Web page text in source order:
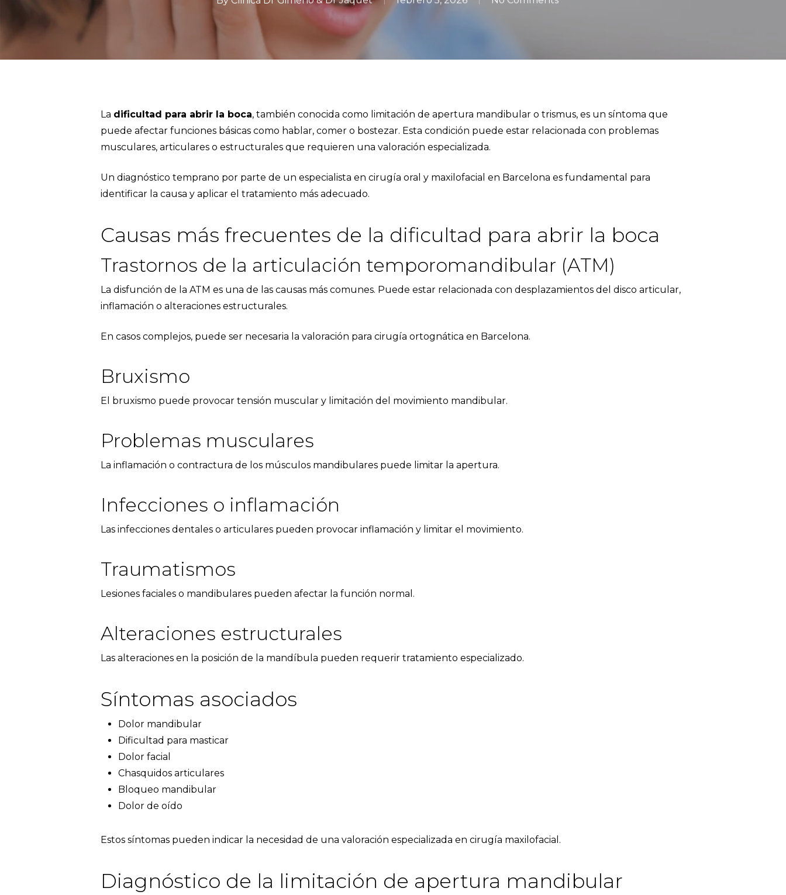
Hit enter to search or ESC to close
La dificultad para abrir la boca, también conocida como limitación de apertura mandibular o trismus, es un síntoma que
puede afectar funciones básicas como hablar, comer o bostezar. Esta condición puede estar relacionada con problemas
musculares, articulares o estructurales que requieren una valoración especializada.
Un diagnóstico temprano por parte de un especialista en cirugía oral y maxilofacial en Barcelona es fundamental para
identificar la causa y aplicar el tratamiento más adecuado.
Causas más frecuentes de la dificultad para abrir la boca
Trastornos de la articulación temporomandibular (ATM)
La disfunción de la ATM es una de las causas más comunes. Puede estar relacionada con desplazamientos del disco articular,
inflamación o alteraciones estructurales.
En casos complejos, puede ser necesaria la valoración para cirugía ortognática en Barcelona.
Bruxismo
El bruxismo puede provocar tensión muscular y limitación del movimiento mandibular.
Problemas musculares
La inflamación o contractura de los músculos mandibulares puede limitar la apertura.
Infecciones o inflamación
Las infecciones dentales o articulares pueden provocar inflamación y limitar el movimiento.
Traumatismos
Lesiones faciales o mandibulares pueden afectar la función normal.
Alteraciones estructurales
Las alteraciones en la posición de la mandíbula pueden requerir tratamiento especializado.
Síntomas asociados
Dolor mandibular
Dificultad para masticar
Dolor facial
Chasquidos articulares
Bloqueo mandibular
Dolor de oído
Estos síntomas pueden indicar la necesidad de una valoración especializada en cirugía maxilofacial .
Diagnóstico de la limitación de apertura mandibular